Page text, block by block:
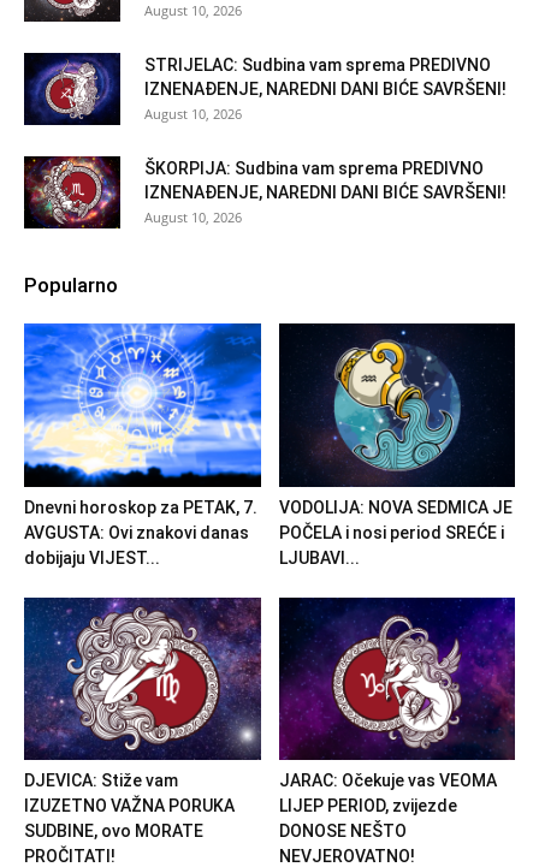
August 10, 2026
STRIJELAC: Sudbina vam sprema PREDIVNO
IZNENAĐENJE, NAREDNI DANI BIĆE SAVRŠENI!
August 10, 2026
ŠKORPIJA: Sudbina vam sprema PREDIVNO
IZNENAĐENJE, NAREDNI DANI BIĆE SAVRŠENI!
August 10, 2026
Popularno
Dnevni horoskop za PETAK, 7.
AVGUSTA: Ovi znakovi danas
dobijaju VIJEST...
VODOLIJA: NOVA SEDMICA JE
POČELA i nosi period SREĆE i
LJUBAVI...
DJEVICA: Stiže vam
IZUZETNO VAŽNA PORUKA
SUDBINE, ovo MORATE
PROČITATI!
JARAC: Očekuje vas VEOMA
LIJEP PERIOD, zvijezde
DONOSE NEŠTO
NEVJEROVATNO!